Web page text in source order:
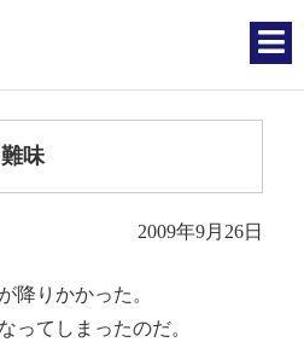
味
2009年9月26日
降りかかった。
てしまったのだ。